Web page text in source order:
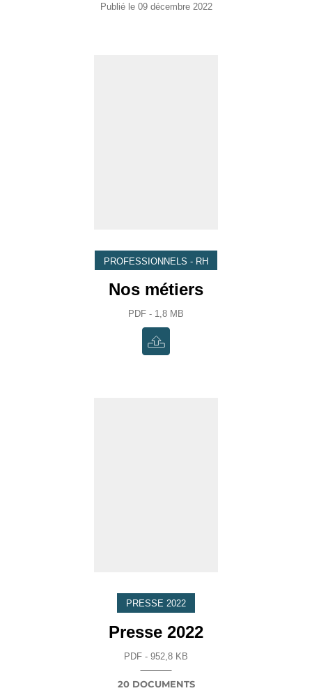
Publié le09 décembre 2022
PROFESSIONNELS - RH
Nos métiers
PDF - 1,8 MB
PRESSE 2022
Presse 2022
PDF - 952,8 KB
20 DOCUMENTS